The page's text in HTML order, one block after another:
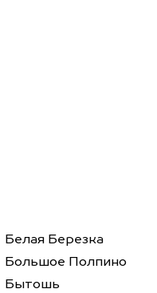
Белая Березка
Большое Полпино
Бытошь